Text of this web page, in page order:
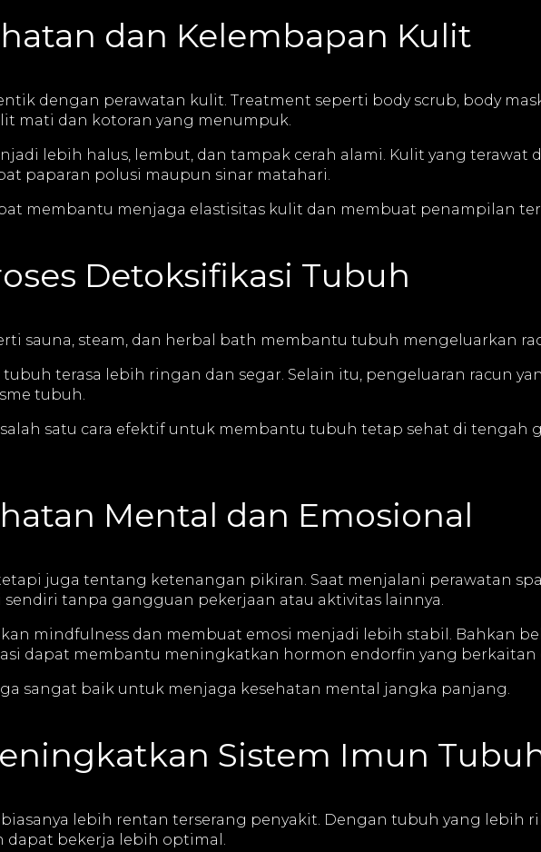
dan Kelembapan Kulit
dengan perawatan kulit. Treatment seperti body scrub, body
mati dan kotoran yang menumpuk.
lebih halus, lembut, dan tampak cerah alami. Kulit yang terawat
paparan polusi maupun sinar matahari.
membantu menjaga elastisitas kulit dan membuat penampilan
Detoksifikasi Tubuh
sauna, steam, dan herbal bath membantu tubuh mengeluarkan
terasa lebih ringan dan segar. Selain itu, pengeluaran racun
tubuh.
satu cara efektif untuk membantu tubuh tetap sehat di tengah
Mental dan Emosional
juga tentang ketenangan pikiran. Saat menjalani perawatan
tanpa gangguan pekerjaan atau aktivitas lainnya.
mindfulness dan membuat emosi menjadi lebih stabil. Bahkan
dapat membantu meningkatkan hormon endorfin yang berkaitan
sangat baik untuk menjaga kesehatan mental jangka panjang.
Sistem Imun
lebih rentan terserang penyakit. Dengan tubuh yang lebih
bekerja lebih optimal.